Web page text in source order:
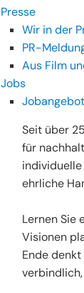
Presse
Wir in der
PR-
Aus Film
Jobs
Seit über
für
ehrliche
Lernen Sie
Visionen
Ende